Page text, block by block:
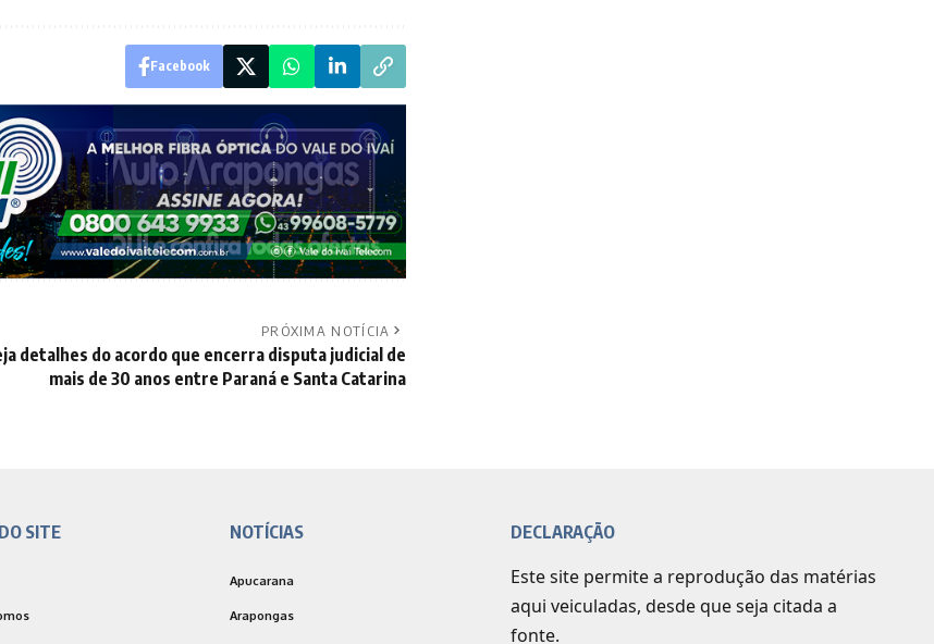
Facebook
PRÓXIMA NOTÍCIA
detalhes do acordo que encerra disputa judicial de
mais de 30 anos entre Paraná e Santa Catarina
SITE NOTÍCIAS
Apucarana
Arapongas
DECLARAÇÃO
Este site permite a reprodução das matérias
aqui veiculadas, desde que seja citada a
fonte.